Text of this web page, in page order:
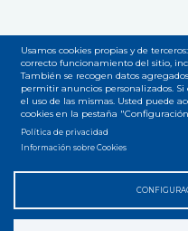
Menú
del
Accesibilidad Privacidad
Usamos cookies propias y de
correcto funcionamiento del sitio,
También se recogen datos
permitir anuncios personalizados.
el uso de las mismas. Usted puede
cookies en la pestaña
Política de privacidad
Información sobre Cookies